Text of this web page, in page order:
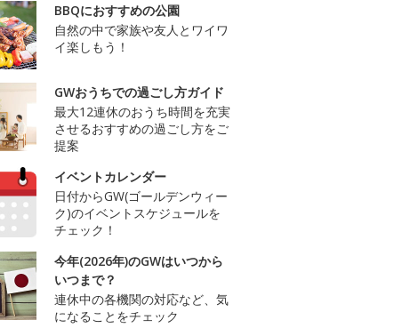
BBQにおすすめの公園
自然の中で家族や友人とワイワ
イ楽しもう！
GWおうちでの過ごし方ガイド
最大12連休のおうち時間を充実
させるおすすめの過ごし方をご
提案
イベントカレンダー
日付からGW(ゴールデンウィー
ク)のイベントスケジュールを
チェック！
今年(2026年)のGWはいつから
いつまで？
連休中の各機関の対応など、気
になることをチェック